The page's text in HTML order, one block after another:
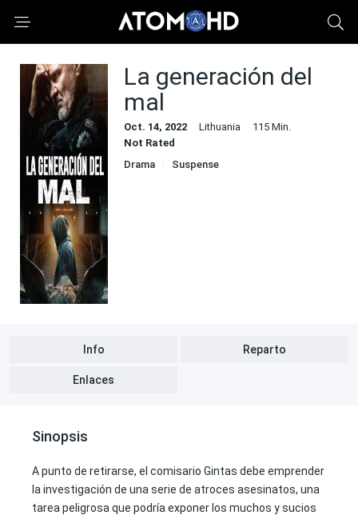
La generación del
mal
Oct. 14, 2022 Lithuania
115 Min.
Not Rated
Drama
Suspense
Info Reparto
Enlaces
Sinopsis
A punto de retirarse, el comisario Gintas debe emprender
la investigación de una serie de atroces asesinatos, una
tarea peligrosa que podría exponer los muchos y sucios